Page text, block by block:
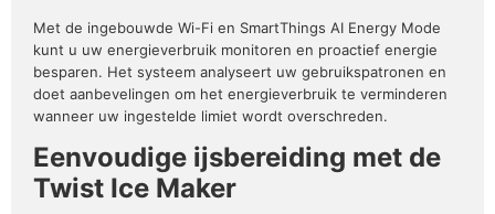
Met de ingebouwde Wi-Fi en SmartThings AI Energy Mode
kunt u uw energieverbruik monitoren en proactief energie
besparen. Het systeem analyseert uw gebruikspatronen en
doet aanbevelingen om het energieverbruik te verminderen
wanneer uw ingestelde limiet wordt overschreden.
Eenvoudige ijsbereiding met de
Twist Ice Maker